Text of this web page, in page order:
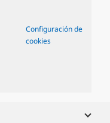
Configuración de
cookies